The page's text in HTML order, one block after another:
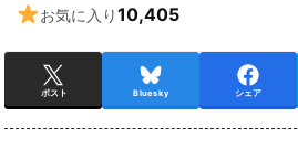
お気に入り10,405
ポスト Bluesky シェア